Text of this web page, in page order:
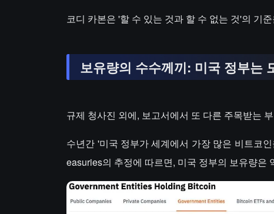
코디 카본은 '할 수 있는 것과 할 수 없는 것'의 기
보유량의 수수께끼: 미국 정부는
규제 청사진 외에, 보고서에서 또 다른 주목받는
수년간 '미국 정부가 세계에서 가장 많은 비트코
easuries의 추정에 따르면, 미국 정부의 보유량은